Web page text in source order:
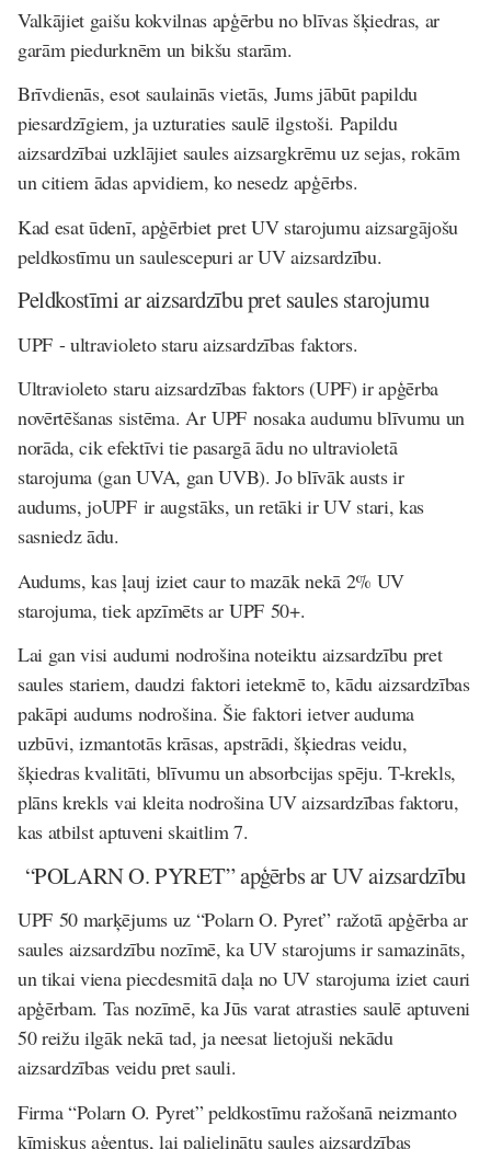
Valkājiet gaišu kokvilnas apģērbu no blīvas šķiedras, ar
garām piedurknēm un bikšu starām.
Brīvdienās, esot saulainās vietās, Jums jābūt papildu
piesardzīgiem, ja uzturaties saulē ilgstoši. Papildu
aizsardzībai uzklājiet saules aizsargkrēmu uz sejas, rokām
un citiem ādas apvidiem, ko nesedz apģērbs.
Kad esat ūdenī, apģērbiet pret UV starojumu aizsargājošu
peldkostīmu un saulescepuri ar UV aizsardzību.
Peldkostīmi ar aizsardzību pret saules starojumu
UPF - ultravioleto staru aizsardzības faktors.
Ultravioleto staru aizsardzības faktors (UPF) ir apģērba
novērtēšanas sistēma. Ar UPF nosaka audumu blīvumu un
norāda, cik efektīvi tie pasargā ādu no ultravioletā
starojuma (gan UVA, gan UVB). Jo blīvāk austs ir
audums, joUPFir augstāks, un retāki ir UV stari, kas
sasniedz ādu.
Audums, kas ļauj iziet caur to mazāk nekā 2% UV
starojuma, tiek apzīmēts arUPF 50+.
Lai gan visi audumi nodrošina noteiktu aizsardzību pret
saules stariem, daudzi faktori ietekmē to, kādu aizsardzības
pakāpi audums nodrošina. Šie faktori ietver auduma
uzbūvi, izmantotās krāsas, apstrādi, šķiedras veidu,
šķiedras kvalitāti, blīvumu un absorbcijas spēju. T-krekls,
plāns krekls vai kleita nodrošina UV aizsardzības faktoru,
kas atbilst aptuveni skaitlim 7.
“POLARN O. PYRET” apģērbs ar UV aizsardzību
UPF 50 marķējums uz “Polarn O. Pyret” ražotā apģērba ar
saules aizsardzību nozīmē, ka UV starojums ir samazināts,
un tikai viena piecdesmitā daļa no UV starojuma iziet cauri
apģērbam. Tas nozīmē, ka Jūs varat atrasties saulē aptuveni
50 reižu ilgāk nekā tad, ja neesat lietojuši nekādu
aizsardzības veidu pret sauli.
Firma “Polarn O. Pyret” peldkostīmu ražošanā neizmanto
ķīmiskus aģentus, lai palielinātu saules aizsardzības